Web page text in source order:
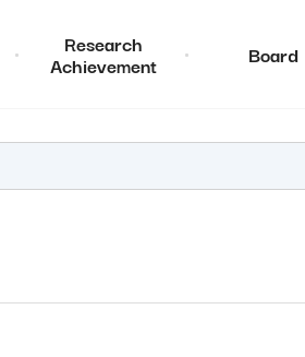
Research
Achievement Board